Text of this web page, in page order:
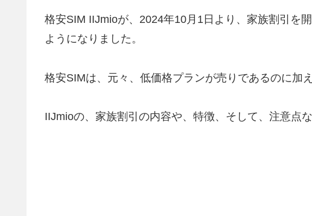
格安SIM IIJmioが、2024年10月1日より、家族割引を
ようになりました。
格安SIMは、元々、低価格プランが売りであるのに加
IIJmioの、家族割引の内容や、特徴、そして、注意点